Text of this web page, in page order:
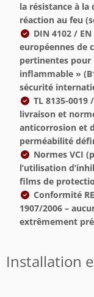
la résistance à
réaction au feu
DIN 4102 / EN
européennes de
pertinentes
inflammable »
sécurité
TL 8135-0019
livraison et
anticorrosion et
perméabilité
Normes VCI
l’utilisation
films de
Conformité
1907/2006 –
extrêmement
Installation